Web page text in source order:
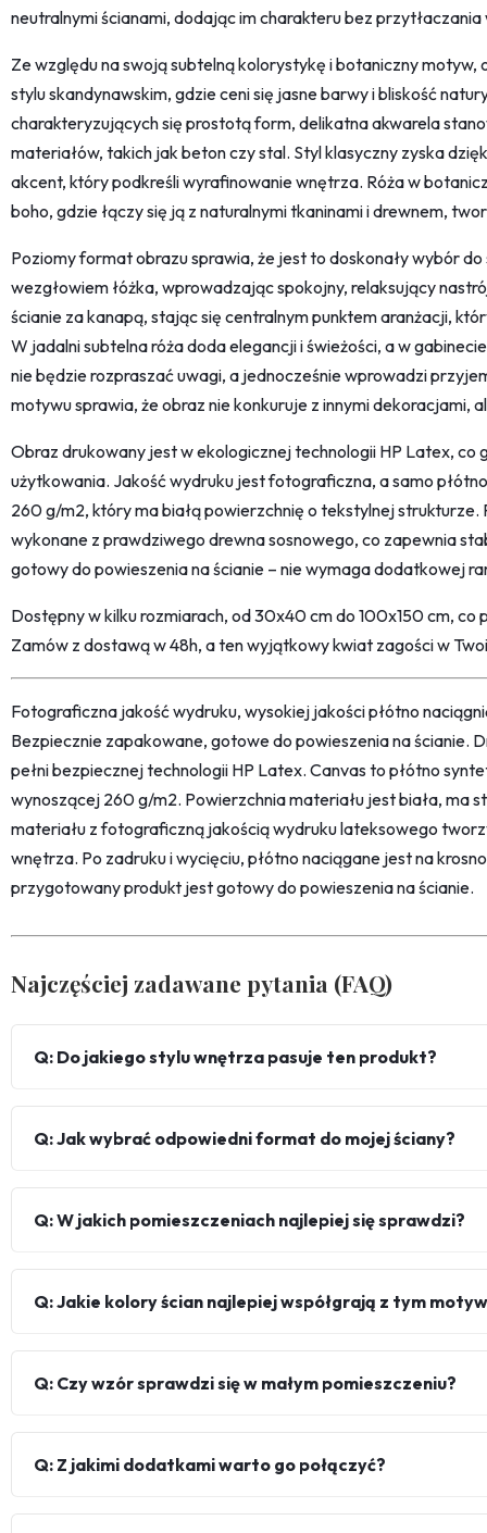
neutralnymi ścianami, dodając im charakteru bez
Ze względu na swoją subtelną kolorystykę i botaniczny motyw,
stylu skandynawskim, gdzie ceni się jasne barwy i bliskość
charakteryzujących się prostotą form, delikatna akwarela
materiałów, takich jak beton czy stal. Styl klasyczny zyska
akcent, który podkreśli wyrafinowanie wnętrza. Róża w
boho, gdzie łączy się ją z naturalnymi tkaninami i drewnem,
Poziomy format obrazu sprawia, że jest to doskonały wybór
wezgłowiem łóżka, wprowadzając spokojny, relaksujący
ścianie za kanapą, stając się centralnym punktem aranżacji,
W jadalni subtelna róża doda elegancji i świeżości, a w
nie będzie rozpraszać uwagi, a jednocześnie wprowadzi
motywu sprawia, że obraz nie konkuruje z innymi dekoracjami,
Obraz drukowany jest w ekologicznej technologii HP Latex,
użytkowania. Jakość wydruku jest fotograficzna, a samo
260 g/m2, który ma białą powierzchnię o tekstylnej strukturze.
wykonane z prawdziwego drewna sosnowego, co zapewnia
gotowy do powieszenia na ścianie – nie wymaga dodatkowej
Dostępny w kilku rozmiarach, od 30x40 cm do 100x150 cm, co
Zamów z dostawą w 48h, a ten wyjątkowy kwiat zagości w
Fotograficzna jakość wydruku, wysokiej jakości płótno
Bezpiecznie zapakowane, gotowe do powieszenia na ścianie.
pełni bezpiecznej technologii HP Latex. Canvas to płótno
wynoszącej 260 g/m2. Powierzchnia materiału jest biała, ma
materiału z fotograficzną jakością wydruku lateksowego
wnętrza. Po zadruku i wycięciu, płótno naciągane jest na
przygotowany produkt jest gotowy do powieszenia na ścianie.
Najczęściej zadawane pytania (FAQ)
Q: Do jakiego stylu wnętrza pasuje ten produkt?
Q: Jak wybrać odpowiedni format do mojej ściany?
Q: W jakich pomieszczeniach najlepiej się sprawdzi?
Q: Jakie kolory ścian najlepiej współgrają z tym
Q: Czy wzór sprawdzi się w małym pomieszczeniu?
Q: Z jakimi dodatkami warto go połączyć?